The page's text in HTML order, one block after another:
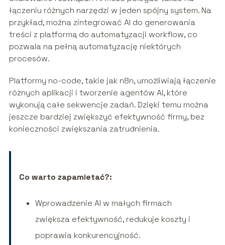
łączeniu różnych narzędzi w jeden spójny system. Na
przykład, można zintegrować AI do generowania
treści z platformą do automatyzacji workflow, co
pozwala na pełną automatyzację niektórych
procesów.
Platformy no-code, takie jak n8n, umożliwiają łączenie
różnych aplikacji i tworzenie agentów AI, które
wykonują całe sekwencje zadań. Dzięki temu można
jeszcze bardziej zwiększyć efektywność firmy, bez
konieczności zwiększania zatrudnienia.
Co warto zapamietać?:
Wprowadzenie AI w małych firmach
zwiększa efektywność, redukuje koszty i
poprawia konkurencyjność.